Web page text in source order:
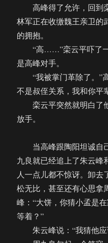
高峰得了允许，回到
林军正在收缴魏王亲卫的
的拥抱。
“高……”栾云平吓了一
是高峰对手。
“我被掌门革除了。”
不是叔侄关系，我和你平
栾云平突然就明白了
放手。
当高峰跟陶阳坦诚自
九良就已经追上了朱云峰
人一点儿都不惊讶。卸去
松无比，甚至还有心思拿
峰：“大饼，你猜小孟是
等着？”
朱云峰说：“我猜他应